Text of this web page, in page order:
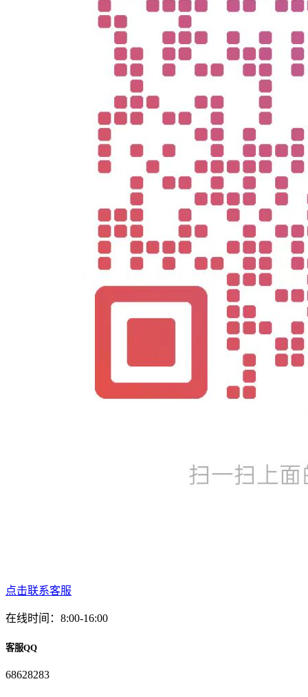
点击联系客服
在线时间：8:00-16:00
客服QQ
68628283